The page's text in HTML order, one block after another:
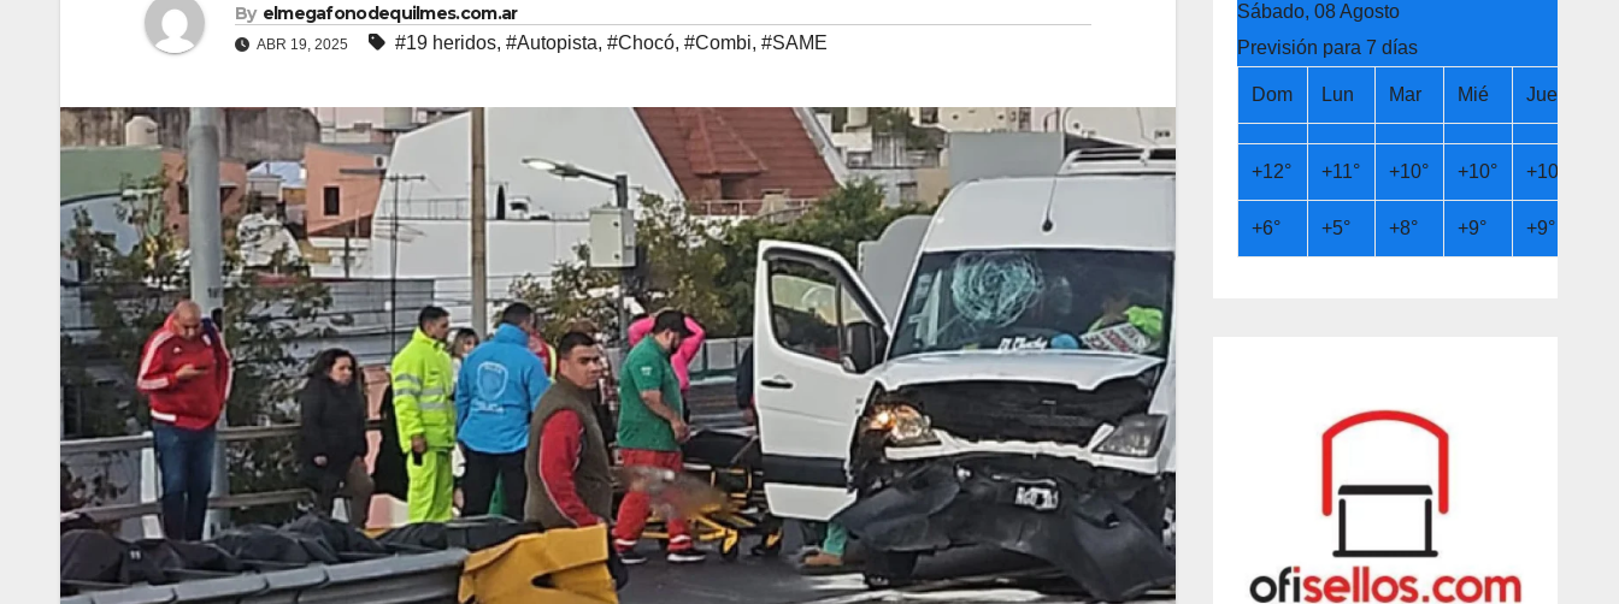
By elmegafonodequilmes.com.ar
ABR 19, 2025 #19 heridos, #Autopista, #Chocó, #Combi, #SAME
Sábado, 08 Agosto
Previsión para 7 días
Dom Lun Mar Mié Jue
+12° +11° +10° +10° +10°
+6° +5° +8° +9° +9°